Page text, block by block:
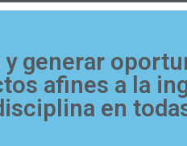
generar
afines a la
en